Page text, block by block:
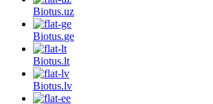
Biotus.uz
Biotus.ge
Biotus.lt
Biotus.lv